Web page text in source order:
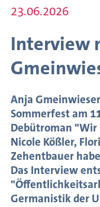
des
Internationaler
Austausch
Meldungen
23.06.2026
Interview
Anja
Sommerfest am
Debütroman "Wir
Nicole Kößler,
Zehentbauer
Das Interview
Germanistik der